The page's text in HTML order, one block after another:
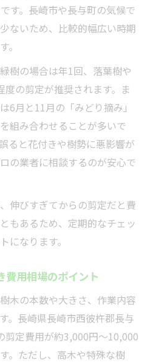
いておきたい費用の内訳
迷わない方法とは
備すべきポイントまとめ
剪定業者の選び方
明確にして納得依頼へ
びで役立つ比較基準一覧
の状態に応じた依頼方法
す。長崎市や長与町の気候で
ないため、比較的幅広い時期
。
樹の場合は年1回、落葉樹や
の剪定が推奨されます。ま
6月と11月の「みどり摘み」
組み合わせることが多いで
ると花付きや樹勢に悪影響が
の業者に相談するのが安心で
伸びすぎてからの剪定だと費
もあるため、定期的なチェッ
になります。
費用相場のポイント
木の本数や大きさ、作業内容
。長崎県長崎市西彼杵郡長与
剪定費用が約3,000円～10,000
。ただし、高木や特殊な樹